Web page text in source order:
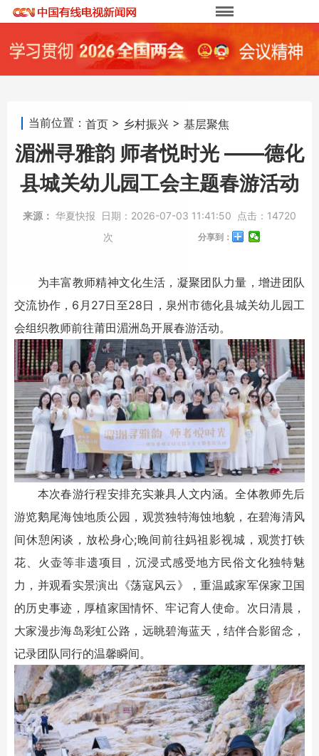
当前位置： 首页 > 乡村振兴 > 基层聚焦
湄洲寻雅韵 师者悦时光 ——德化
县城关幼儿园工会主题春游活动
来源： 华夏快报 日期： 2026-07-03 11:41:50 点击： 14720
次
分享到：
为丰富教师精神文化生活，凝聚团队力量，增进团队
交流协作，6月27日至28日，泉州市德化县城关幼儿园工
会组织教师前往莆田湄洲岛开展春游活动。
本次春游行程安排充实兼具人文内涵。全体教师先后
游览鹅尾海蚀地质公园，观赏独特海蚀地貌，在碧海清风
间休憩闲谈，放松身心;晚间前往妈祖影视城，观赏打铁
花、火壶等非遗项目，沉浸式感受地方民俗文化独特魅
力，并观看实景演出《荡寇风云》，重温戚家军保家卫国
的历史事迹，厚植家国情怀、牢记育人使命。次日清晨，
大家漫步海岛彩虹公路，远眺碧海蓝天，结伴合影留念，
记录团队同行的温馨瞬间。